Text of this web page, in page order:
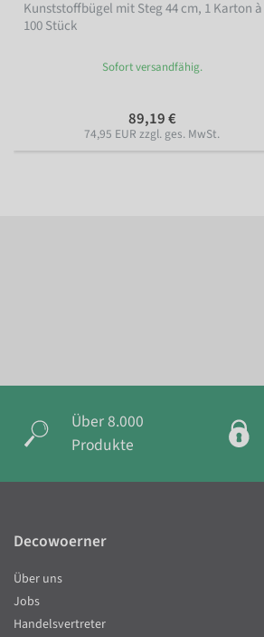
Kunststoffbügel mit Steg 44 cm, 1 Karton à
100 Stück
Sofort versandfähig.
89,19 €
74,95 EUR zzgl. ges. MwSt.
Über 8.000
Produkte
Decowoerner
Über uns
Jobs
Handelsvertreter